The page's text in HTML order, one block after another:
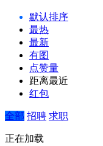
默认排序
最热
最新
有图
点赞量
距离最近
红包
全部 招聘 求职
正在加载